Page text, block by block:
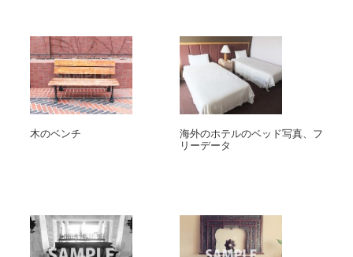
木のベンチ 海外のホテルのベッド写真、フ
リーデータ